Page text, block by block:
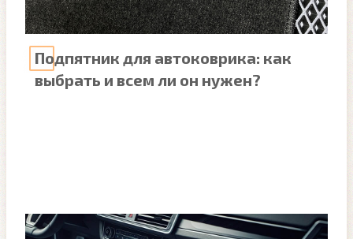
Подпятник для автоковрика: как
выбрать и всем ли он нужен?